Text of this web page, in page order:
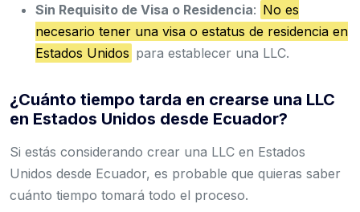
Sin Requisito de Visa o Residencia: No es
necesario tener una visa o estatus de residencia en
Estados Unidos para establecer una LLC.
¿Cuánto tiempo tarda en crearse una LLC
en Estados Unidos desde Ecuador?
Si estás considerando crear una LLC en Estados
Unidos desde Ecuador, es probable que quieras saber
cuánto tiempo tomará todo el proceso.